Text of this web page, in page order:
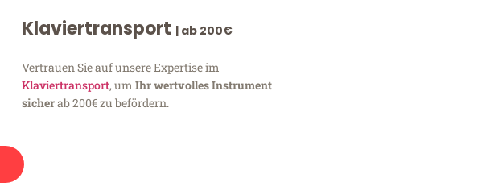
Klaviertransport | ab 200€
Vertrauen Sie auf unsere Expertise im
Klaviertransport, um Ihr wertvolles Instrument
sicherab 200€ zu befördern.